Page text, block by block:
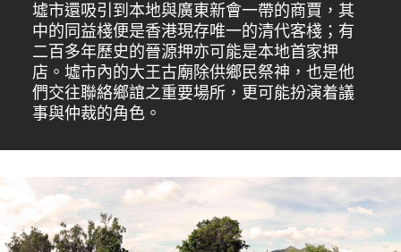
墟市還吸引到本地與廣東新會一帶的商賈，其
中的同益棧便是香港現存唯一的清代客棧；有
二百多年歷史的晉源押亦可能是本地首家押
店。墟市內的大王古廟除供鄉民祭神，也是他
們交往聯絡鄉誼之重要場所，更可能扮演着議
事與仲裁的角色。